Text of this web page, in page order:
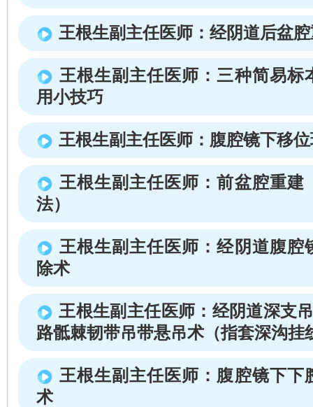
王根生副主任医师：经阴道后盆
王根生副主任医师：三种简易标
用小技巧
王根生副主任医师：腹腔镜下移
王根生副主任医师：前盆腔重建
法）
王根生副主任医师：经阴道腹腔
除术
王根生副主任医师：经阴道深支
路骶棘韧带吊带悬吊术（指套深沟挂
王根生副主任医师：腹腔镜下下
术